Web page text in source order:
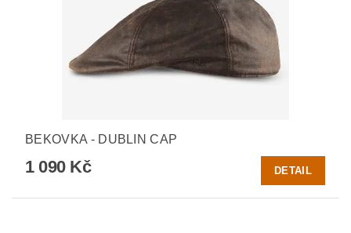
BEKOVKA - DUBLIN CAP
1 090 Kč DETAIL